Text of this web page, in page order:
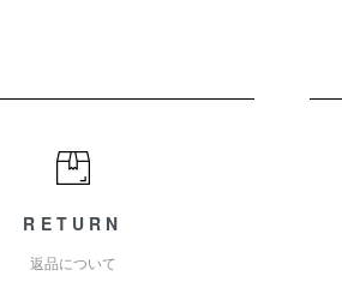
RETURN
返品について